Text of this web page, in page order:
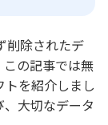
削除されたデ
の記事では無
を紹介しまし
大切なデータ